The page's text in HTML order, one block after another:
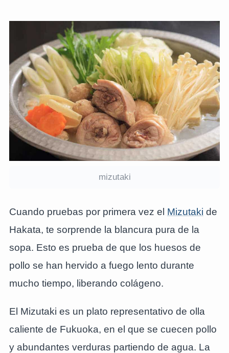
mizutaki
Cuando pruebas por primera vez el Mizutaki de
Hakata, te sorprende la blancura pura de la
sopa. Esto es prueba de que los huesos de
pollo se han hervido a fuego lento durante
mucho tiempo, liberando colágeno.
El Mizutaki es un plato representativo de olla
caliente de Fukuoka, en el que se cuecen pollo
y abundantes verduras partiendo de agua. La